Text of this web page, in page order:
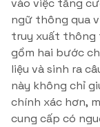
vào việc tăng
ngữ thông qua
truy xuất thông
gồm hai bước
liệu và sinh ra
này không chỉ
chính xác hơn,
cung cấp có